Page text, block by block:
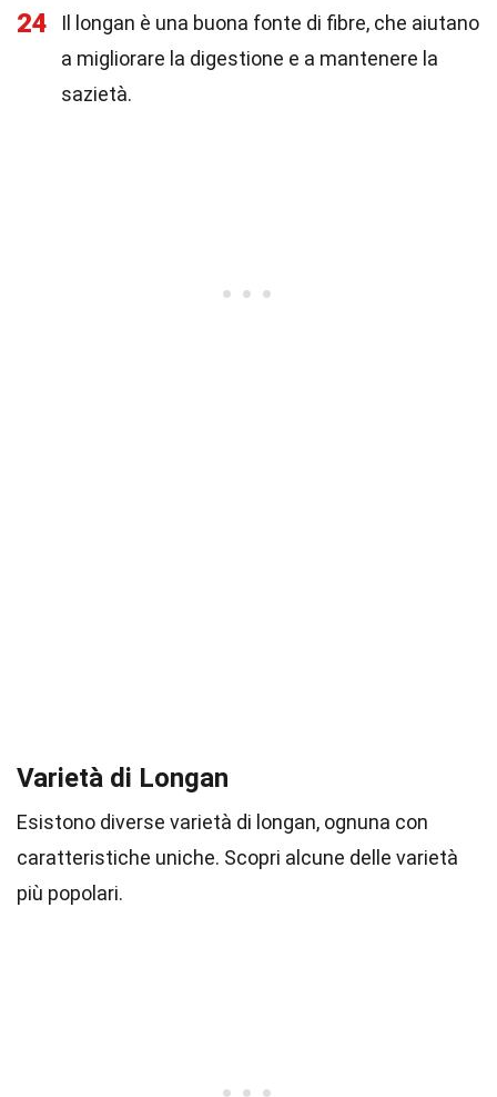
24
Il longan è una buona fonte di fibre, che aiutano
a migliorare la digestione e a mantenere la
sazietà.
Varietà di Longan
Esistono diverse varietà di longan, ognuna con
caratteristiche uniche. Scopri alcune delle varietà
più popolari.